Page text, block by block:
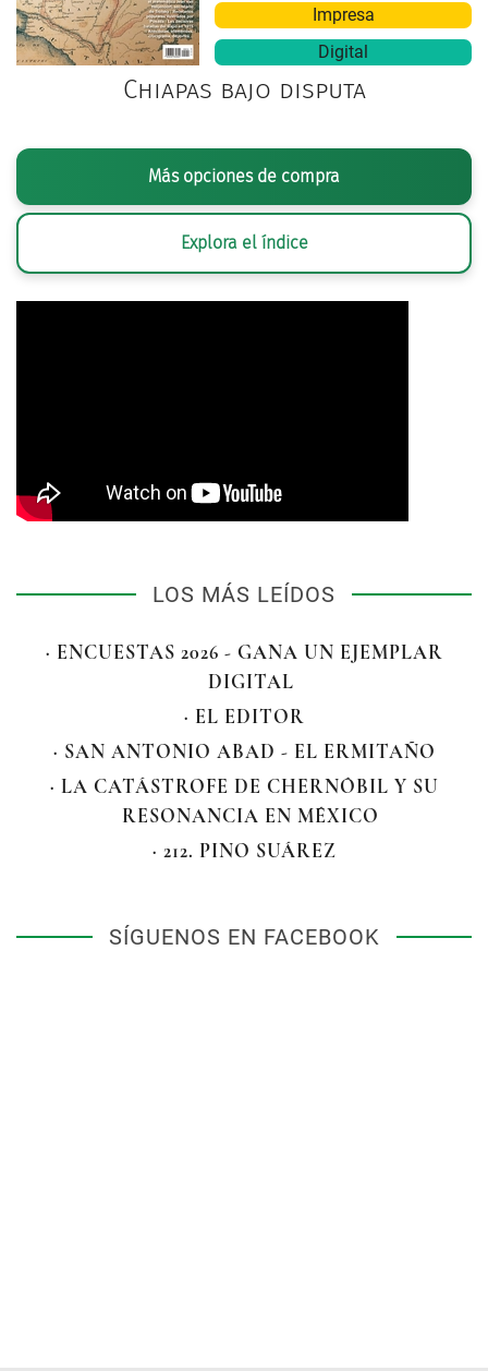
Impresa
Digital
Chiapas bajo disputa
Más opciones de compra
Explora el índice
LOS MÁS LEÍDOS
· ENCUESTAS 2026 - GANA UN EJEMPLAR
DIGITAL
· EL EDITOR
· SAN ANTONIO ABAD - EL ERMITAÑO
· LA CATÁSTROFE DE CHERNÓBIL Y SU
RESONANCIA EN MÉXICO
· 212. PINO SUÁREZ
SÍGUENOS EN FACEBOOK